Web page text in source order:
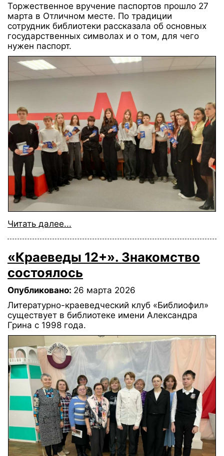
Торжественное вручение паспортов прошло 27
марта в Отличном месте. По традиции
сотрудник библиотеки рассказала об основных
государственных символах и о том, для чего
нужен паспорт.
Читать далее...
«Краеведы 12+». Знакомство
состоялось
Опубликовано: 26 марта 2026
Литературно-краеведческий клуб «Библиофил»
существует в библиотеке имени Александра
Грина с 1998 года.